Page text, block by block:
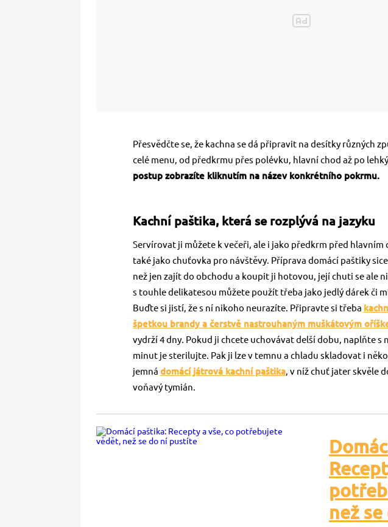
Přesvědčte se, že kachna se dá připravit na desítky různých
celé menu, od předkrmu přes polévku, hlavní chod až po
postup zobrazíte kliknutím na název konkrétního pokrmu.
Kachní paštika, která se rozplývá na jazyku
Servírovat ji můžete k večeři, ale i jako předkrm před hlavním
také jako chuťovka pro návštěvy. Příprava domácí paštiky
než jen zajít do obchodu a koupit ji hotovou, její chuti se ale
s touhle delikatesou můžete použít třeba jako jedlý dárek či
Buďte si jistí, že s ní nikoho neurazíte. Připravte si třeba
špetkou brandy a čerstvě nastrouhaným muškátovým
vydrží 4 dny. Pokud ji chcete uchovávat delší dobu, naplňte s
minut je sterilujte. Pak ji lze v temnu a chladu skladovat i
jemná domácí játrová kachní paštika, v níž chuť jater skvěle
voňavý tymián.
než